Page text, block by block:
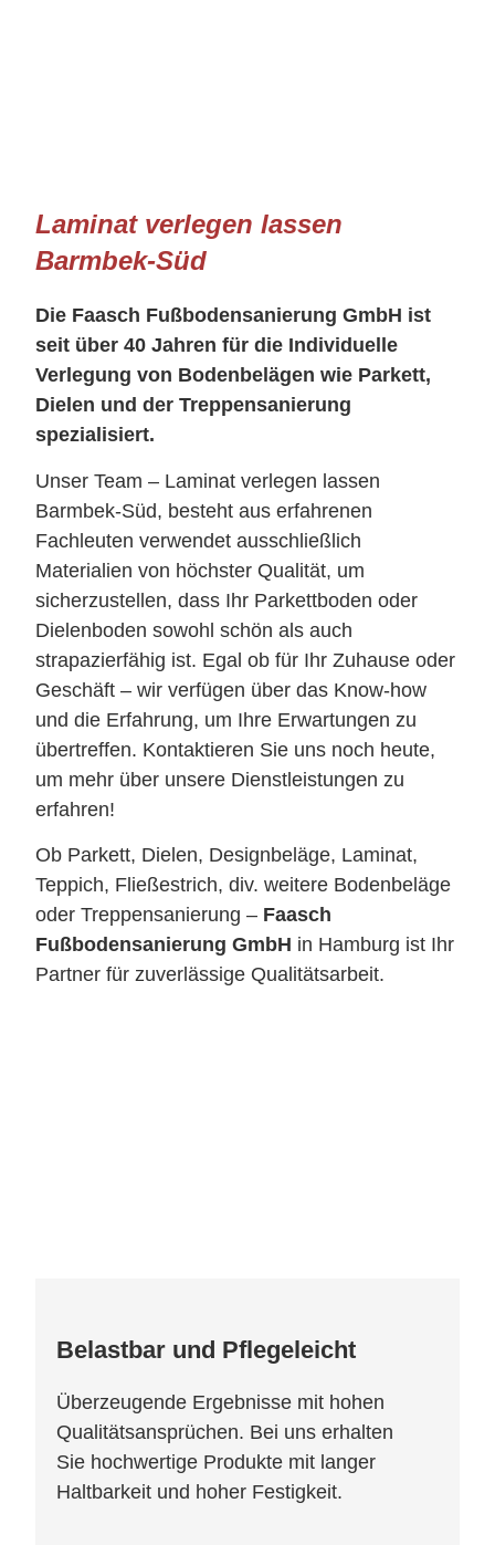
Laminat verlegen lassen
Barmbek-Süd
Die Faasch Fußbodensanierung GmbH ist
seit über 40 Jahren für die Individuelle
Verlegung von Bodenbelägen wie Parkett,
Dielen und der Treppensanierung
spezialisiert.
Unser Team – Laminat verlegen lassen
Barmbek-Süd, besteht aus erfahrenen
Fachleuten verwendet ausschließlich
Materialien von höchster Qualität, um
sicherzustellen, dass Ihr Parkettboden oder
Dielenboden sowohl schön als auch
strapazierfähig ist. Egal ob für Ihr Zuhause oder
Geschäft – wir verfügen über das Know-how
und die Erfahrung, um Ihre Erwartungen zu
übertreffen. Kontaktieren Sie uns noch heute,
um mehr über unsere Dienstleistungen zu
erfahren!
Ob Parkett, Dielen, Designbeläge, Laminat,
Teppich, Fließestrich, div. weitere Bodenbeläge
oder Treppensanierung – Faasch
Fußbodensanierung GmbH in Hamburg ist Ihr
Partner für zuverlässige Qualitätsarbeit.
Belastbar und Pflegeleicht
Überzeugende Ergebnisse mit hohen
Qualitätsansprüchen. Bei uns erhalten
Sie hochwertige Produkte mit langer
Haltbarkeit und hoher Festigkeit.